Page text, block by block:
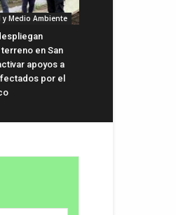
Medio Ambiente
en San
apoyos a
por el